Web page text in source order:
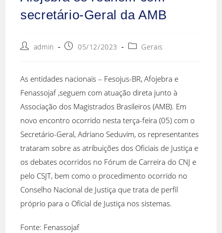
secretário-Geral da AMB
admin 05/12/2023 Gerais
As entidades nacionais – Fesojus-BR, Afojebra e
Fenassojaf ,seguem com atuação direta junto à
Associação dos Magistrados Brasileiros (AMB). Em
novo encontro ocorrido nesta terça-feira (05) com o
Secretário-Geral, Adriano Seduvim, os representantes
trataram sobre as atribuições dos Oficiais de Justiça e
os debates ocorridos no Fórum de Carreira do CNJ e
pelo CSJT, bem como o procedimento ocorrido no
Conselho Nacional de Justiça que trata de perfil
próprio para o Oficial de Justiça nos sistemas.
Fonte: Fenassojaf